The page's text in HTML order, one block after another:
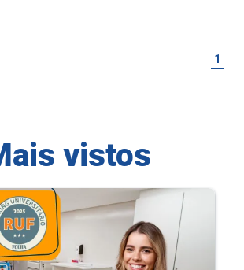
1
vistos